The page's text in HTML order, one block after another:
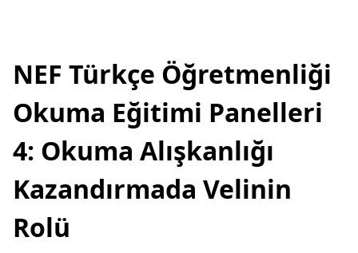
NEF Türkçe Öğretmenliği
Okuma Eğitimi Panelleri
4: Okuma Alışkanlığı
Kazandırmada Velinin
Rolü